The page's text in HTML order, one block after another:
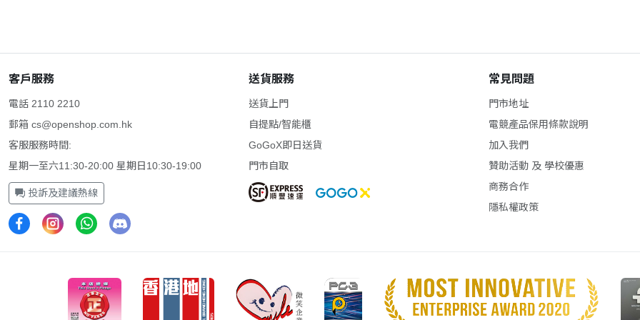
客戶服務
電話 2110 2210
郵箱 cs@openshop.com.hk
客服服務時間:
星期一至六11:30-20:00 星期日10:30-19:00
投訴及建議熱線
送貨服務
送貨上門
自提點/智能櫃
GoGoX即日送貨
門市自取
常見問題
門市地址
電競產品保用條款說明
加入我們
贊助活動 及 學校優惠
商務合作
隱私權政策